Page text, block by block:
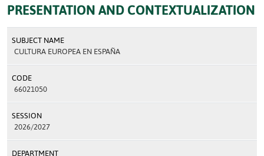
PRESENTATION AND CONTEXTUALIZATION
SUBJECT NAME
CULTURA EUROPEA EN ESPAÑA
CODE
66021050
SESSION
2026/2027
DEPARTMENT